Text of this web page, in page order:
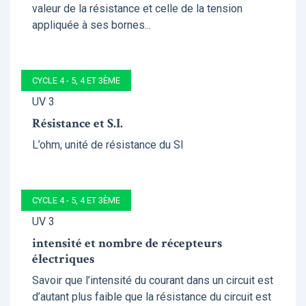
valeur de la résistance et celle de la tension
appliquée à ses bornes...
CYCLE 4 - 5, 4 ET 3ÈME
UV 3
Résistance et S.I.
L’ohm, unité de résistance du SI
CYCLE 4 - 5, 4 ET 3ÈME
UV 3
intensité et nombre de récepteurs
électriques
Savoir que l’intensité du courant dans un circuit est
d’autant plus faible que la résistance du circuit est